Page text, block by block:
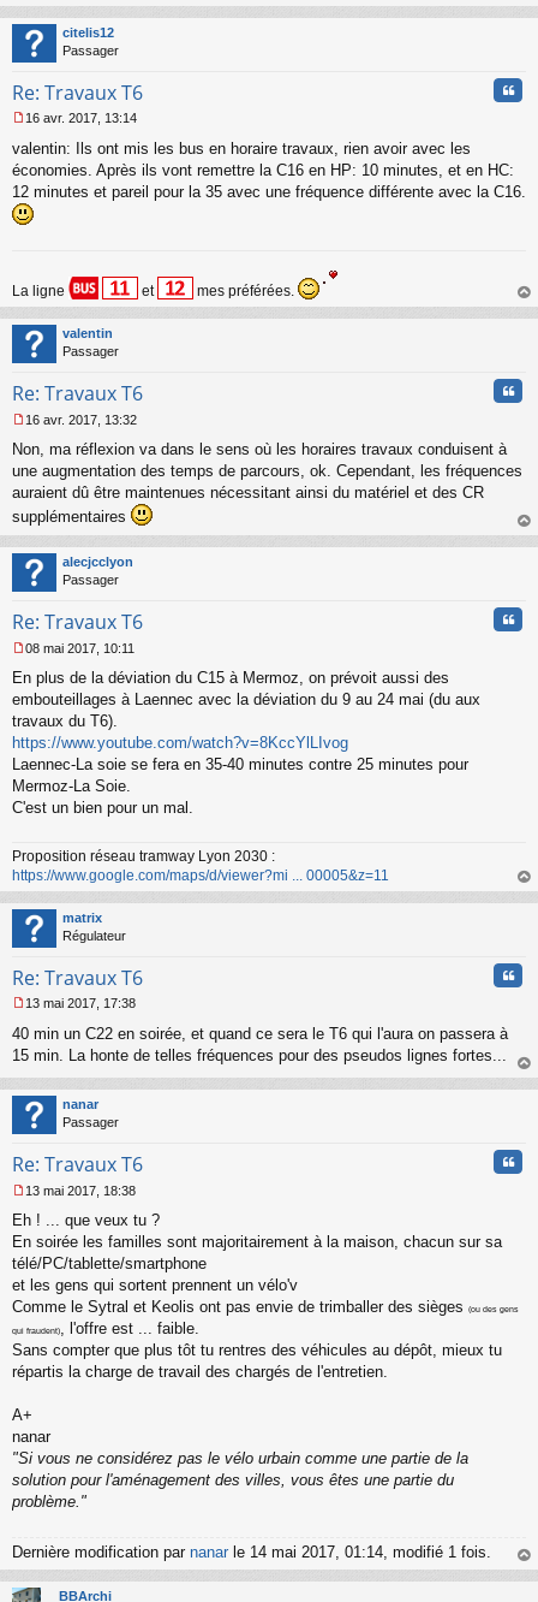
au
citelis12
Passager
Re: Travaux T6
e
s
s
a
g
n
u
16 avr. 2017, 13:14
valentin: Ils ont mis les bus en horaire travaux, rien avoir avec les
économies. Après ils vont remettre la C16 en HP: 10 minutes, et en HC:
12 minutes et pareil pour la 35 avec une fréquence différente avec la C16.
La ligne et mes préférées.
au
valentin
Passager
Re: Travaux T6
e
s
s
g
n
o
n
u
16 avr. 2017, 13:32
Non, ma réflexion va dans le sens où les horaires travaux conduisent à
une augmentation des temps de parcours, ok. Cependant, les fréquences
auraient dû être maintenues nécessitant ainsi du matériel et des CR
supplémentaires
au
alecjcclyon
Passager
Re: Travaux T6
e
s
s
g
e
n
o
u
08 mai 2017, 10:11
En plus de la déviation du C15 à Mermoz, on prévoit aussi des
embouteillages à Laennec avec la déviation du 9 au 24 mai (du aux
travaux du T6).
https://www.youtube.com/watch?v=8KccYlLIvog
Laennec-La soie se fera en 35-40 minutes contre 25 minutes pour
Mermoz-La Soie.
C'est un bien pour un mal.
Proposition réseau tramway Lyon 2030 :
https://www.google.com/maps/d/viewer?mi ... 00005&z=11
au
matrix
Régulateur
Re: Travaux T6
e
s
a
g
e
o
l
u
13 mai 2017, 17:38
40 min un C22 en soirée, et quand ce sera le T6 qui l'aura on passera à
15 min. La honte de telles fréquences pour des pseudos lignes fortes...
au
nanar
Passager
Re: Travaux T6
e
s
s
a
g
e
n
o
n
l
13 mai 2017, 18:38
Eh ! ... que veux tu ?
En soirée les familles sont majoritairement à la maison, chacun sur sa
télé/PC/tablette/smartphone
et les gens qui sortent prennent un vélo'v
Comme le Sytral et Keolis ont pas envie de trimballer des sièges
(ou des gens
qui fraudent)
, l'offre est ... faible.
Sans compter que plus tôt tu rentres des véhicules au dépôt, mieux tu
répartis la charge de travail des chargés de l'entretien.
A+
nanar
"Si vous ne considérez pas le vélo urbain comme une partie de la
solution pour l'aménagement des villes, vous êtes une partie du
problème."
Dernière modification par nanar le 14 mai 2017, 01:14, modifié 1 fois.
au
BBArchi